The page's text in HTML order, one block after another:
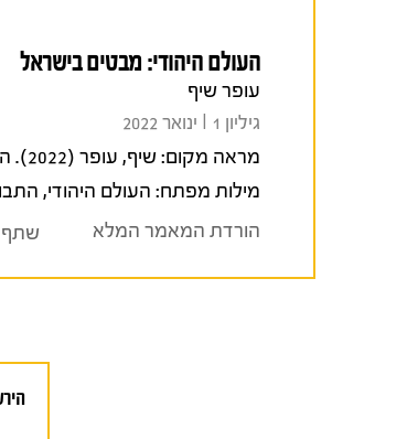
העולם היהודי: מבטים בישראל
עופר שיף
גיליון 1 I ינואר 2022
מראה מקום:שיף, עופר (2022). העולם היהודי: מבטים בישראל.
מילות מפתח: העולם היהודי,
הורדת המאמר המלא
שתף